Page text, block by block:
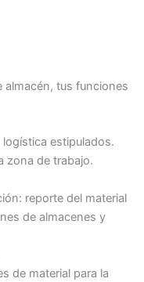
almacén, tus funciones
logística estipulados.
zona de trabajo.
reporte del material
de almacenes y
de material para la